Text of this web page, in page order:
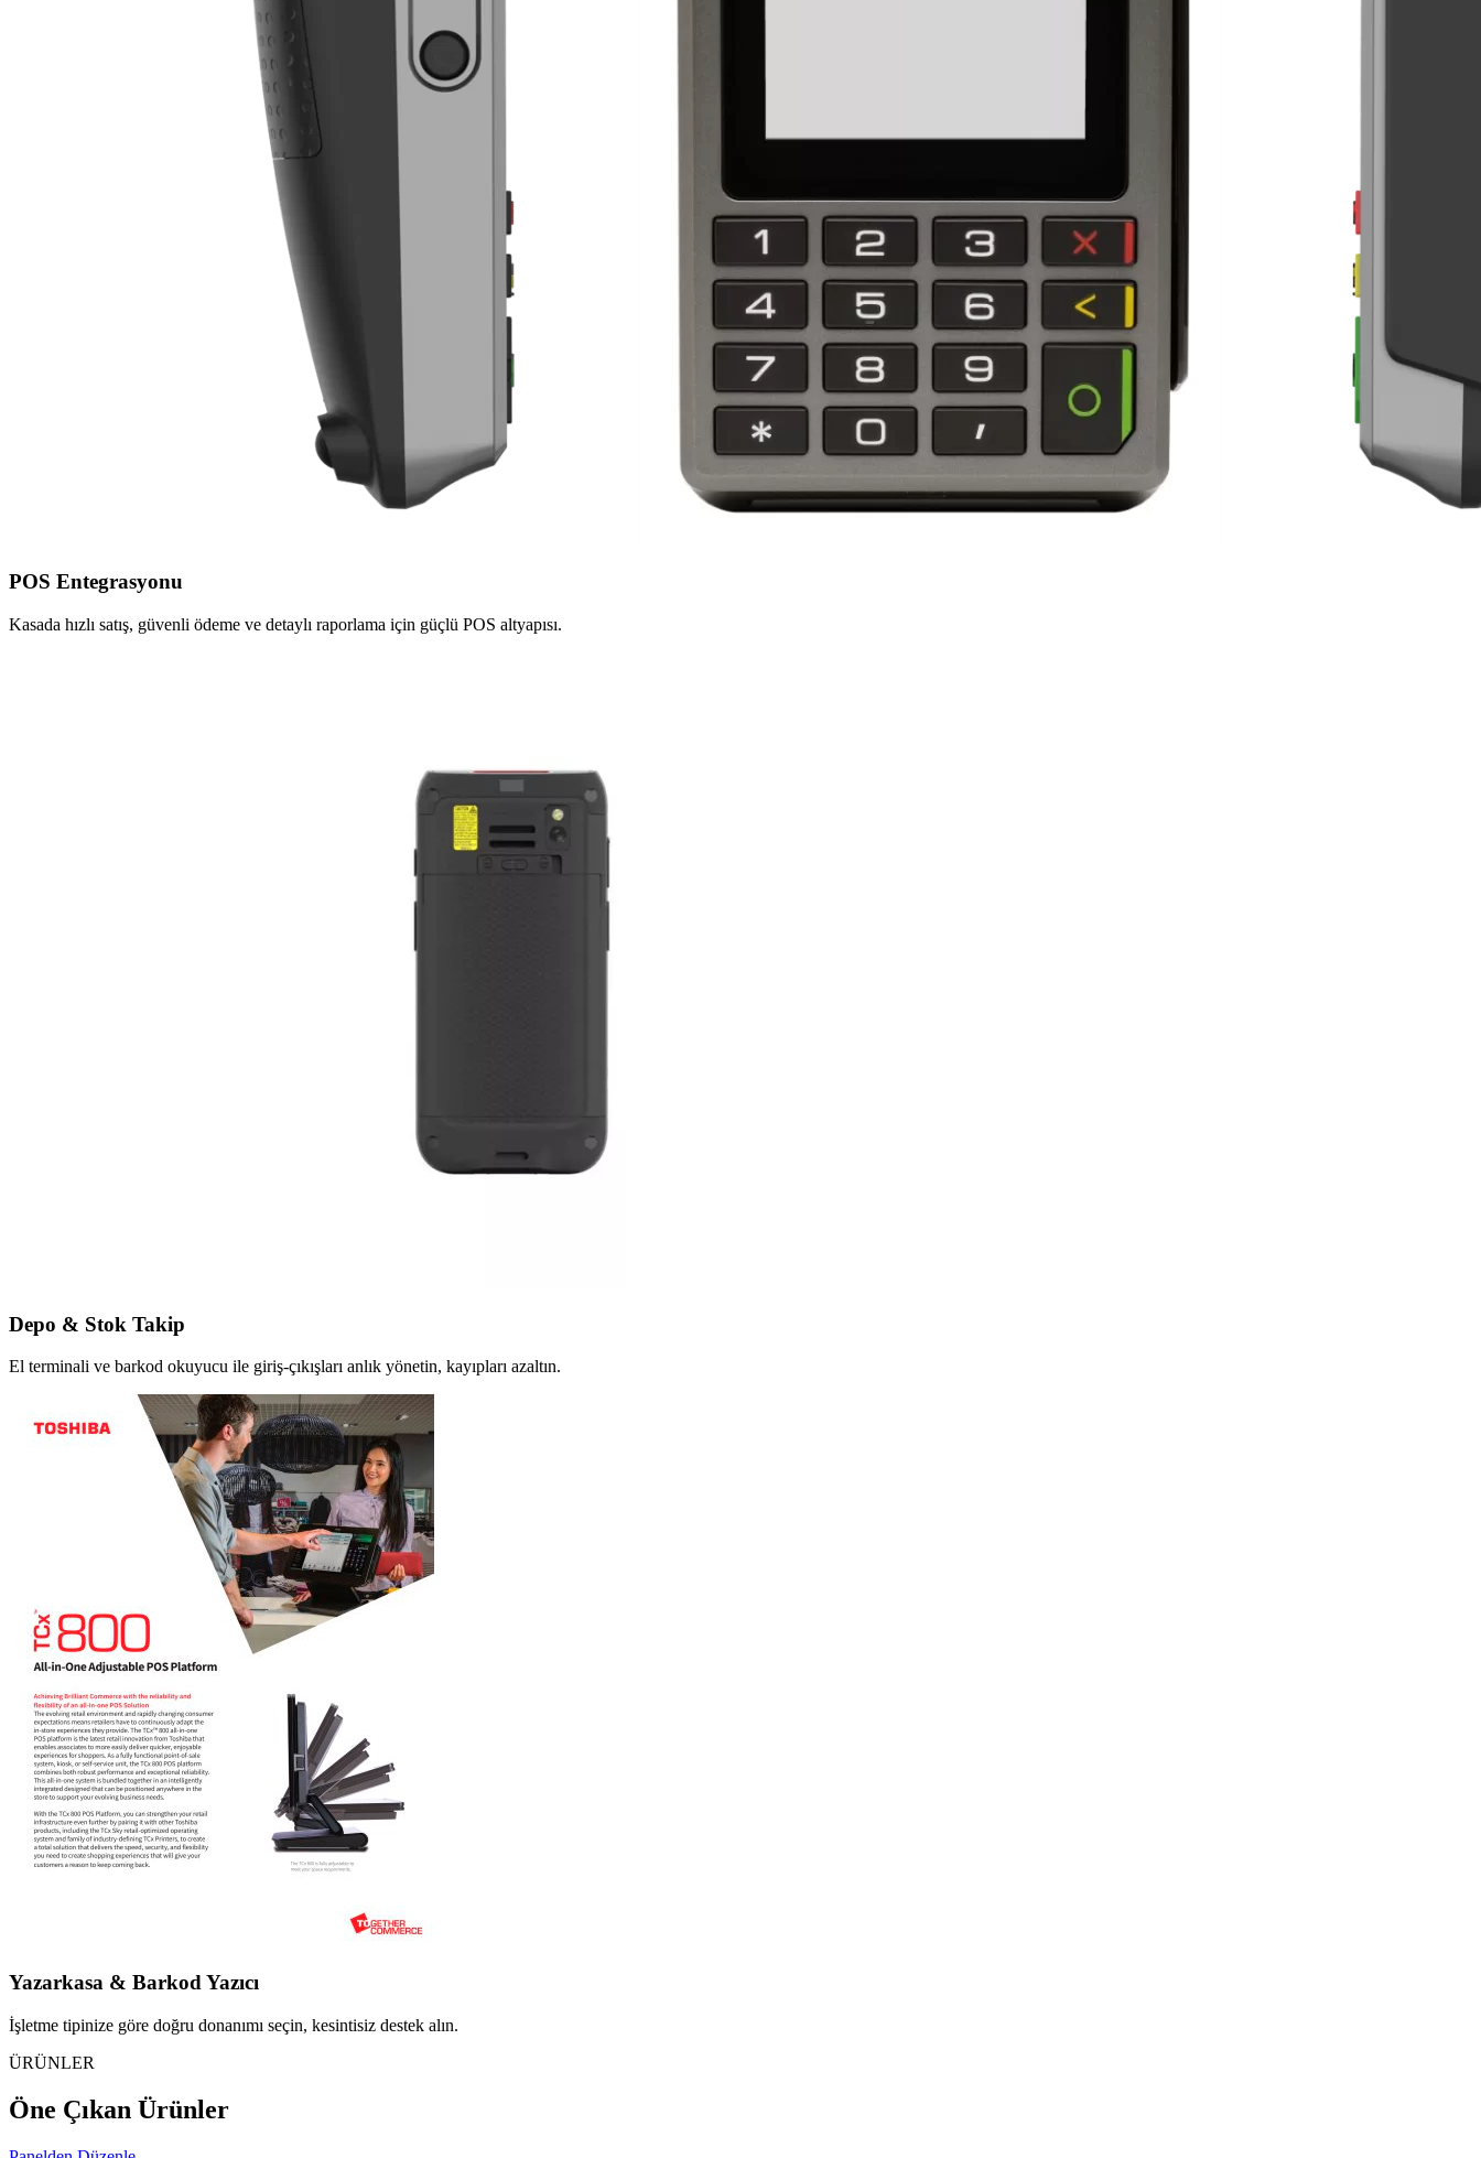
POS Entegrasyonu
Kasada hızlı satış, güvenli ödeme ve detaylı raporlama için güçlü POS altyapısı.
Depo & Stok Takip
El terminali ve barkod okuyucu ile giriş-çıkışları anlık yönetin, kayıpları azaltın.
Yazarkasa & Barkod Yazıcı
İşletme tipinize göre doğru donanımı seçin, kesintisiz destek alın.
ÜRÜNLER
Öne Çıkan Ürünler